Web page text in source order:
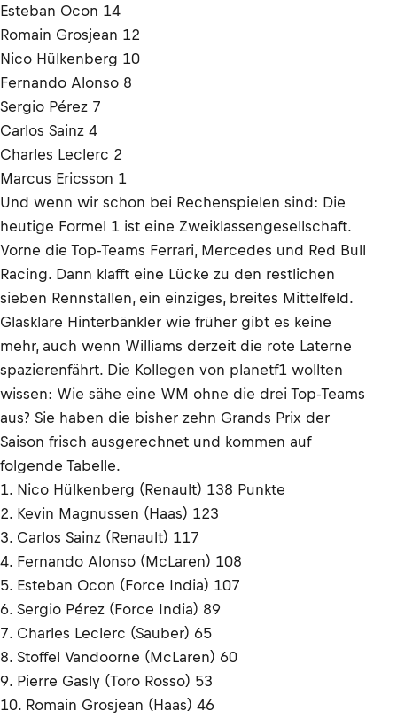
Esteban Ocon 14
Romain Grosjean 12
Nico Hülkenberg 10
Fernando Alonso 8
Sergio Pérez 7
Carlos Sainz 4
Charles Leclerc 2
Marcus Ericsson 1
Und wenn wir schon bei Rechenspielen sind: Die
heutige Formel 1 ist eine Zweiklassengesellschaft.
Vorne die Top-Teams Ferrari, Mercedes und Red Bull
Racing. Dann klafft eine Lücke zu den restlichen
sieben Rennställen, ein einziges, breites Mittelfeld.
Glasklare Hinterbänkler wie früher gibt es keine
mehr, auch wenn Williams derzeit die rote Laterne
spazierenfährt. Die Kollegen von planetf1 wollten
wissen: Wie sähe eine WM ohne die drei Top-Teams
aus? Sie haben die bisher zehn Grands Prix der
Saison frisch ausgerechnet und kommen auf
folgende Tabelle.
1. Nico Hülkenberg (Renault) 138 Punkte
2. Kevin Magnussen (Haas) 123
3. Carlos Sainz (Renault) 117
4. Fernando Alonso (McLaren) 108
5. Esteban Ocon (Force India) 107
6. Sergio Pérez (Force India) 89
7. Charles Leclerc (Sauber) 65
8. Stoffel Vandoorne (McLaren) 60
9. Pierre Gasly (Toro Rosso) 53
10. Romain Grosjean (Haas) 46